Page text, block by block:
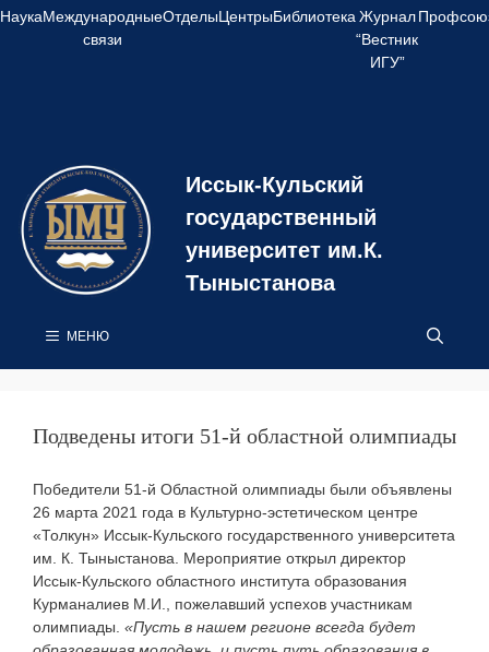
Перейти
НаукаМеждународные
связи
ОтделыЦентрыБиблиотека Журнал
“Вестник
ИГУ”
Иссык-Кульский
государственный
университет им.К.
Тыныстанова
МЕНЮ
Подведены итоги 51-й областной олимпиады
Победители 51-й Областной олимпиады были объявлены
26 марта 2021 года в Культурно-эстетическом центре
«Толкун» Иссык-Кульского государственного университета
им. К. Тыныстанова. Мероприятие открыл директор
Иссык-Кульского областного института образования
Курманалиев М.И., пожелавший успехов участникам
олимпиады. «Пусть в нашем регионе всегда будет